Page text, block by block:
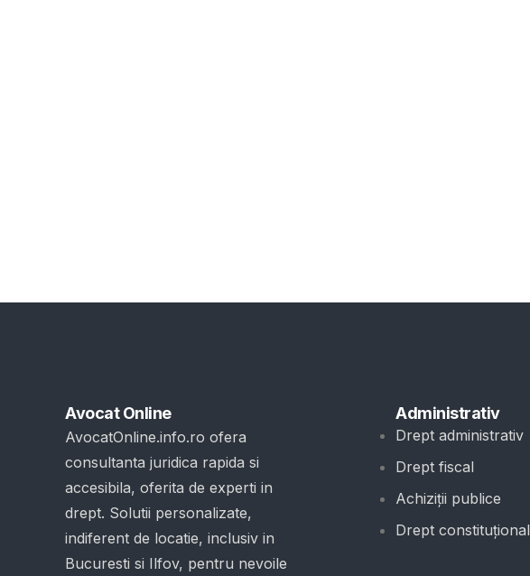
Avocat Online
AvocatOnline.info.ro ofera
consultanta juridica rapida si
accesibila, oferita de experti in
drept. Solutii personalizate,
indiferent de locatie, inclusiv in
Bucuresti si Ilfov, pentru nevoile
Administrativ
Drept administrativ
Drept fiscal
Achiziții publice
Drept constituțional